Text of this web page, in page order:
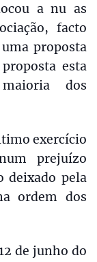
a nu as
facto
proposta
esta
dos
exercício
prejuízo
deixado pela
ordem dos
de junho do